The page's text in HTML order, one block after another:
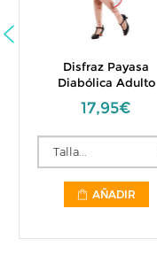
Disfraz Payasa
Diabólica Adulto
17,95€
AÑADIR